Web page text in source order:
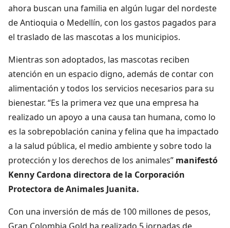
ahora buscan una familia en algún lugar del nordeste
de Antioquia o Medellín, con los gastos pagados para
el traslado de las mascotas a los municipios.
Mientras son adoptados, las mascotas reciben
atención en un espacio digno, además de contar con
alimentación y todos los servicios necesarios para su
bienestar. “Es la primera vez que una empresa ha
realizado un apoyo a una causa tan humana, como lo
es la sobrepoblación canina y felina que ha impactado
a la salud pública, el medio ambiente y sobre todo la
protección y los derechos de los animales” manifestó
Kenny Cardona directora de la Corporación
Protectora de Animales Juanita.
Con una inversión de más de 100 millones de pesos,